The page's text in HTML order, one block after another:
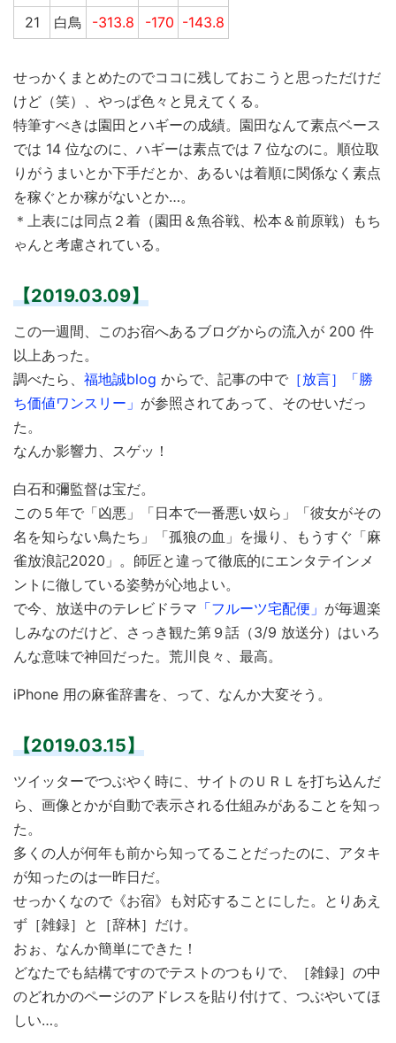
21
白鳥 -313.8 -170 -143.8
せっかくまとめたのでココに残しておこうと思っただけだ
けど（笑）、やっぱ色々と見えてくる。
特筆すべきは園田とハギーの成績。園田なんて素点ベース
では 14 位なのに、ハギーは素点では 7 位なのに。順位取
りがうまいとか下手だとか、あるいは着順に関係なく素点
を稼ぐとか稼がないとか…。
＊上表には同点２着（園田＆魚谷戦、松本＆前原戦）もち
ゃんと考慮されている。
【2019.03.09】
この一週間、このお宿へあるブログからの流入が 200 件
以上あった。
調べたら、 福地誠blog からで、記事の中で ［放言］「勝
ち価値ワンスリー」 が参照されてあって、そのせいだっ
た。
なんか影響力、スゲッ！
白石和彌監督は宝だ。
この５年で「凶悪」「日本で一番悪い奴ら」「彼女がその
名を知らない鳥たち」「孤狼の血」を撮り、もうすぐ「麻
雀放浪記2020」。師匠と違って徹底的にエンタテインメ
ントに徹している姿勢が心地よい。
で今、放送中のテレビドラマ 「フルーツ宅配便」 が毎週楽
しみなのだけど、さっき観た第９話（3/9 放送分）はいろ
んな意味で神回だった。荒川良々、最高。
iPhone 用の麻雀辞書を、って、なんか大変そう。
【2019.03.15】
ツイッターでつぶやく時に、サイトのＵＲＬを打ち込んだ
ら、画像とかが自動で表示される仕組みがあることを知っ
た。
多くの人が何年も前から知ってることだったのに、アタキ
が知ったのは一昨日だ。
せっかくなので
お宿
も対応することにした。とりあえ
ず［雑録］と［辞林］だけ。
おぉ、なんか簡単にできた！
どなたでも結構ですのでテストのつもりで、［雑録］の中
のどれかのページのアドレスを貼り付けて、つぶやいてほ
しい…。